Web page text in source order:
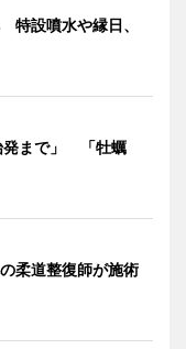
特設噴水や縁日、
発まで」 「牡蠣
柔道整復師が施術